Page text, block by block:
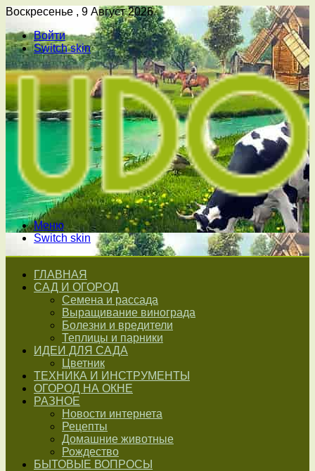
Воскресенье , 9 Август 2026
Войти
Switch skin
Меню
Switch skin
ГЛАВНАЯ
САД И ОГОРОД
Семена и рассада
Выращивание винограда
Болезни и вредители
Теплицы и парники
ИДЕИ ДЛЯ САДА
Цветник
ТЕХНИКА И ИНСТРУМЕНТЫ
ОГОРОД НА ОКНЕ
РАЗНОЕ
Новости интернета
Рецепты
Домашние животные
Рождество
БЫТОВЫЕ ВОПРОСЫ